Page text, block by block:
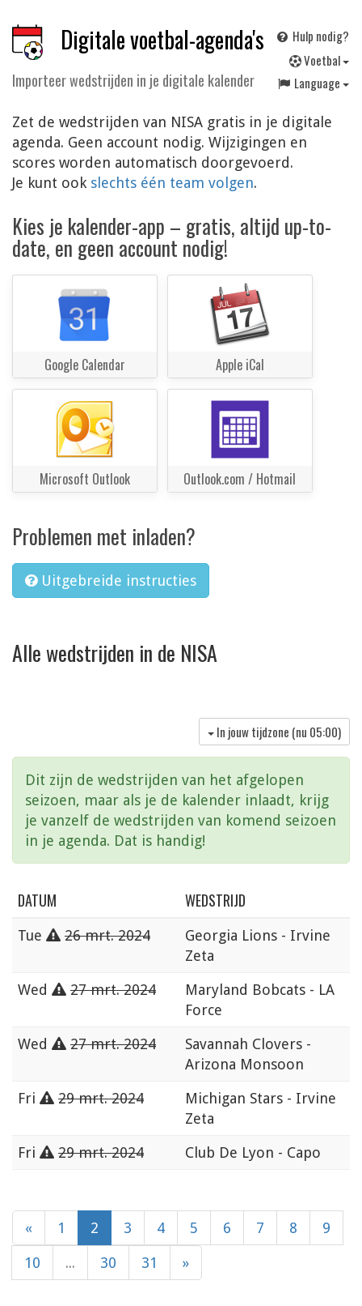
Digitale voetbal-agenda's
Importeer wedstrijden in je digitale kalender
Hulp nodig?
Voetbal
Language
Zet de wedstrijden van NISA gratis in je digitale
agenda. Geen account nodig. Wijzigingen en
scores worden automatisch doorgevoerd.
Je kunt ook slechts één team volgen.
Kies je kalender-app – gratis, altijd up-to-
date, en geen account nodig!
Google Calendar Apple iCal
Microsoft Outlook Outlook.com / Hotmail
Problemen met inladen?
Uitgebreide instructies
Alle wedstrijden in de NISA
In jouw tijdzone (nu 05:00)
Dit zijn de wedstrijden van het afgelopen
seizoen, maar als je de kalender inlaadt, krijg
je vanzelf de wedstrijden van komend seizoen
in je agenda. Dat is handig!
DATUM WEDSTRIJD
Tue 26 mrt. 2024
Georgia Lions - Irvine
Zeta
Wed
27 mrt. 2024
Maryland Bobcats - LA
Force
Wed
27 mrt. 2024
Savannah Clovers -
Arizona Monsoon
Fri
29 mrt. 2024
Michigan Stars - Irvine
Zeta
Fri
29 mrt. 2024 Club De Lyon - Capo
« 1 2 3 4 5 6 7 8 9
10 ... 30 31 »